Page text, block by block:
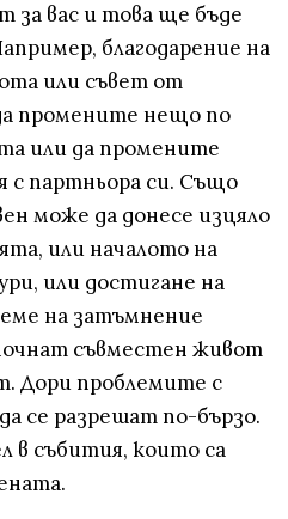
за вас и това ще бъде
благодарение на
или съвет от
промените нещо по
или да промените
с партньора си. Също
може да донесе изцяло
или началото на
или достигане на
на затъмнение
съвместен живот
Дори проблемите с
се разрешат по-бързо.
в събития, които са